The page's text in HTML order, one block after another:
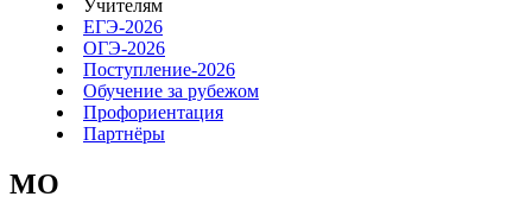
Учителям
ЕГЭ-2026
ОГЭ-2026
Поступление-2026
Обучение за рубежом
Профориентация
Партнёры
MO